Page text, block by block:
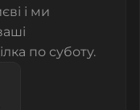
і ми
по суботу.